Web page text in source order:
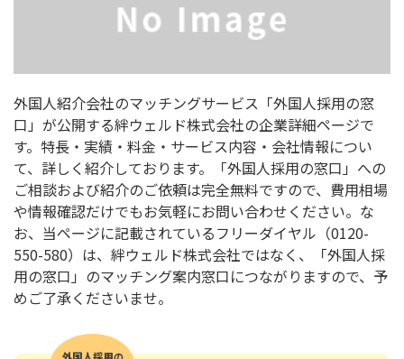
外国人紹介会社のマッチングサービス「外国人採用の窓
口」が公開する絆ウェルド株式会社の企業詳細ページで
す。特長・実績・料金・サービス内容・会社情報につい
て、詳しく紹介しております。「外国人採用の窓口」への
ご相談および紹介のご依頼は完全無料ですので、費用相場
や情報確認だけでもお気軽にお問い合わせください。な
お、当ページに記載されているフリーダイヤル（0120-
550-580）は、絆ウェルド株式会社ではなく、「外国人採
用の窓口」のマッチング案内窓口につながりますので、予
めご了承くださいませ。